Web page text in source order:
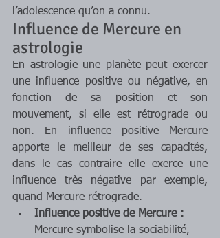
l’adolescence qu’on a connu.
Influence de Mercure en
astrologie
En astrologie une planète peut exercer
une influence positive ou négative, en
fonction de sa position et son
mouvement, si elle est rétrograde ou
non. En influence positive Mercure
apporte le meilleur de ses capacités,
dans le cas contraire elle exerce une
influence très négative par exemple,
quand Mercure rétrograde.
Influence positive de Mercure :
Mercure symbolise la sociabilité,